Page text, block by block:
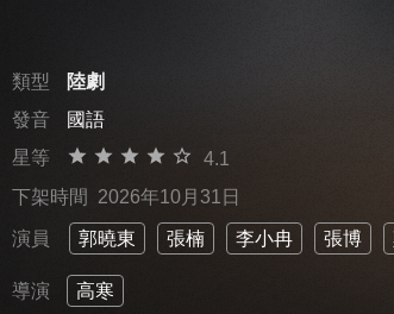
類型
陸劇
發音
國語
星等
4.1
下架時間 2026年10月31日
演員 郭曉東 張楠 李小冉 張博
導演 高寒